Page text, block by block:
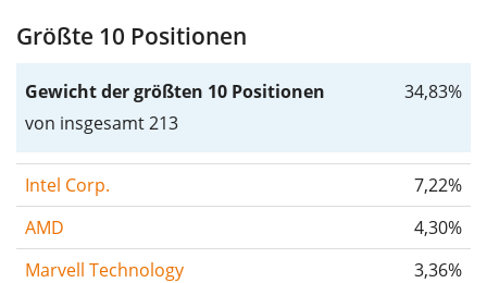
Größte 10 Positionen
Gewicht der größten 10 Positionen
von insgesamt 213
34,83%
Intel Corp.
7,22%
AMD
4,30%
Marvell Technology
3,36%